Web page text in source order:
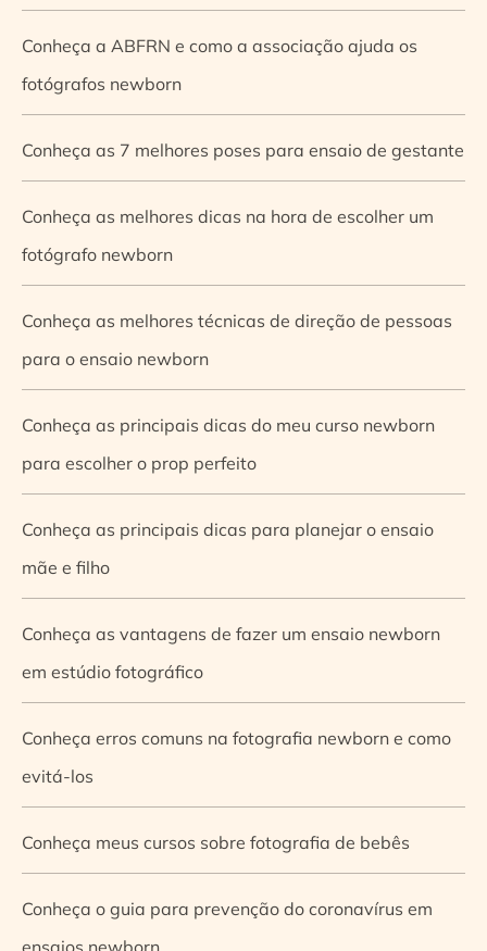
Conheça a ABFRN e como a associação ajuda os
fotógrafos newborn
Conheça as 7 melhores poses para ensaio de gestante
Conheça as melhores dicas na hora de escolher um
fotógrafo newborn
Conheça as melhores técnicas de direção de pessoas
para o ensaio newborn
Conheça as principais dicas do meu curso newborn
para escolher o prop perfeito
Conheça as principais dicas para planejar o ensaio
mãe e filho
Conheça as vantagens de fazer um ensaio newborn
em estúdio fotográfico
Conheça erros comuns na fotografia newborn e como
evitá-los
Conheça meus cursos sobre fotografia de bebês
Conheça o guia para prevenção do coronavírus em
ensaios newborn